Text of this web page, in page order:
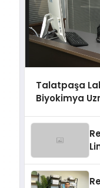
Talatpaşa
Biyokimya